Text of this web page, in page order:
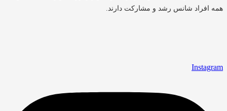
افراد شانس رشد و مشارکت دارند.